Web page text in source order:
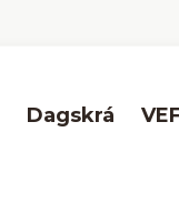
Dagskrá